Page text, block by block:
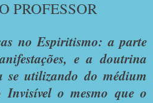
PROFESSOR
no Espiritismo: a parte
e a doutrina
se utilizandodo médium
o mesmo que o